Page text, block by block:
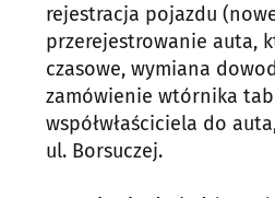
rejestracja pojazdu
przerejestrowanie auta,
czasowe, wymiana
zamówienie wtórnika
współwłaściciela do
ul. Borsuczej.